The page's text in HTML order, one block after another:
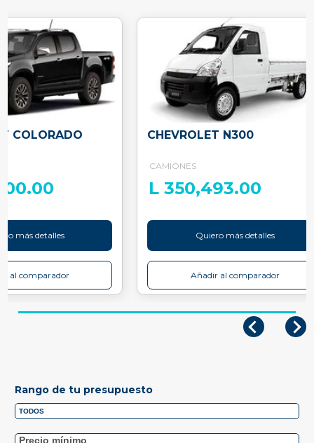
COLORADO
más detalles
al comparador
CHEVROLET N300
CAMIONES
L 350,493.00
Quiero más detalles
Añadir al comparador
Rango de tu presupuesto